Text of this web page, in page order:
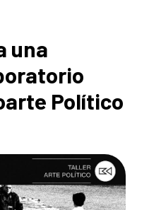
una
Político